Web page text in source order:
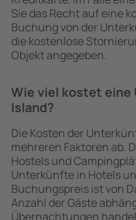
Sie das Recht auf eine
Buchung von der
die kostenlose
Objekt angegeben.
Wie viel kostet eine
Island?
Die Kosten der
mehreren Faktoren ab.
Hostels und
Unterkünfte in Hotels
Buchungspreis ist von
Anzahl der Gäste
Übernachtungen